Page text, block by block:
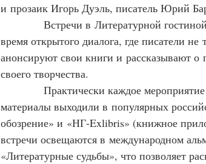
и прозаик Игорь Дуэль, писатель Юрий
Встречи в Литературной гостиной
время открытого диалога, где писатели
анонсируют свои книги и рассказывают о
своего творчества.
Практически каждое мероприятие
материалы выходили в популярных
обозрение» и «НГ-Exlibris» (книжное
встречи освещаются в международном
«Литературные судьбы», что позволяет